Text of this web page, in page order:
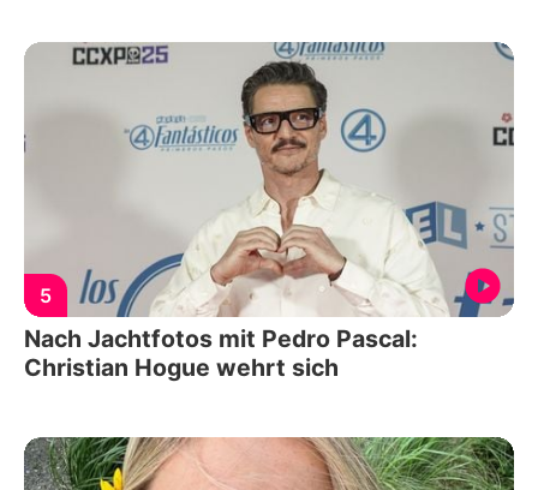
5
Nach Jachtfotos mit Pedro Pascal:
Christian Hogue wehrt sich